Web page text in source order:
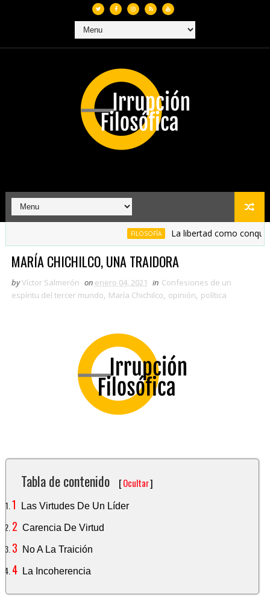
FILOSOFÍA La libertad como conquista
MARÍA CHICHILCO, UNA TRAIDORA
byVíctor Salmerón on enero 04, 2021 in Confesiones de un
espíritu del tercer mundo, María Chichilco, opinión, política
Tabla de contenido [Ocultar]
Las Virtudes De Un Líder
Carencia De Virtud
No A La Traición
La Incoherencia